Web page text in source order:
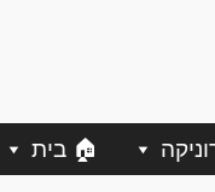
🏠 בית